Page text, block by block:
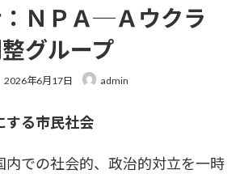
ＮＰＡ─Ａウクラ
グループ
最
新
:
2026年6月17日 admin
する市民社会
での社会的、政治的対立を一時